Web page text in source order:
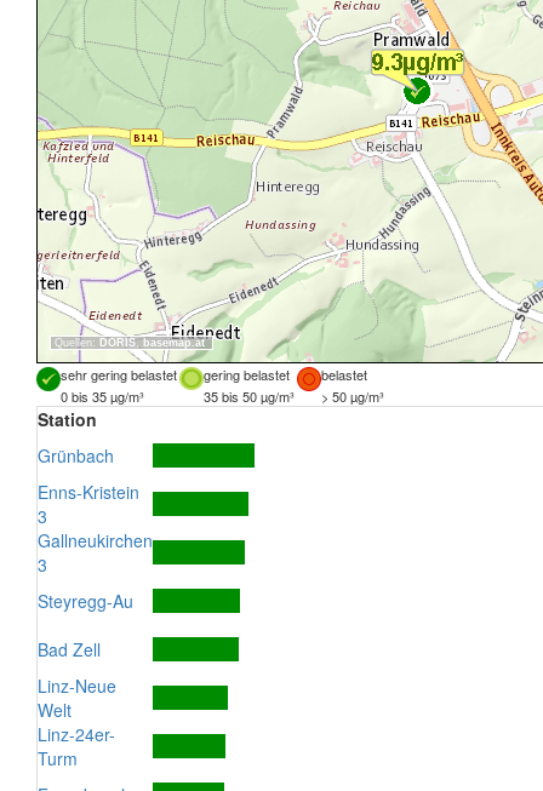
Quellen: DORIS, basemap.at
sehr gering belastet gering belastet
belastet
0 bis 35 µg/m³
35 bis 50 µg/m³ > 50 µg/m³
Station
Grünbach
Enns-Kristein
3
Gallneukirchen
3
Steyregg-Au
Bad Zell
Linz-Neue
Welt
Linz-24er-
Turm